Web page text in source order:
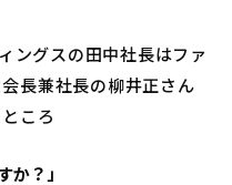
ングスの田中社長はファ
長兼社長の柳井正さん
ころ
か？」